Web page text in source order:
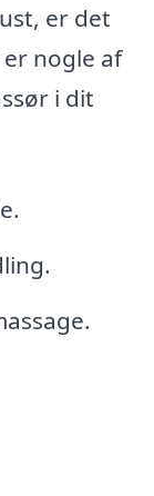
er det
nogle af
i dit